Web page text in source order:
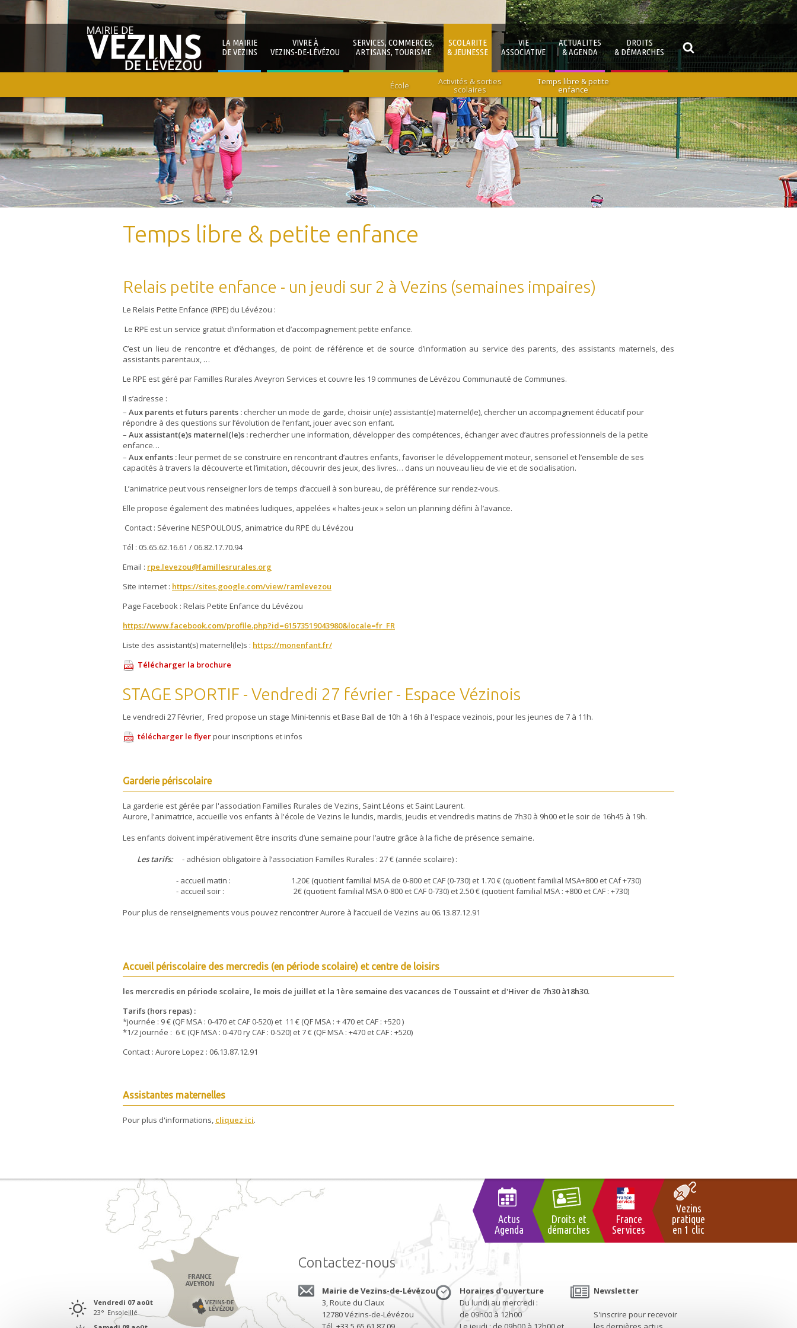
LA MAIRIE
DE VEZINS
VIVRE À
VEZINS-DE-LÉVÉZOU
SERVICES, COMMERCES,
ARTISANS, TOURISME
SCOLARITE
& JEUNESSE
École Activités & sorties
scolaires
Temps libre & petite
enfance
VIE
ASSOCIATIVE
ACTUALITES
& AGENDA
DROITS
& DÉMARCHES
Temps libre & petite enfance
Relais petite enfance - un jeudi sur 2 à Vezins (semaines impaires)
Le Relais Petite Enfance (RPE) du Lévézou :
Le RPE est un service gratuit d’information et d’accompagnement petite enfance.
C’est un lieu de rencontre et d’échanges, de point de référence et de source d’information au service des parents, des assistants maternels, des
assistants parentaux, …
Le RPE est géré par Familles Rurales Aveyron Services et couvre les 19 communes de Lévézou Communauté de Communes.
Il s’adresse :
Aux parents et futurs parents : chercher un mode de garde, choisir un(e) assistant(e) maternel(le), chercher un accompagnement éducatif pour
répondre à des questions sur l’évolution de l’enfant, jouer avec son enfant.
Aux assistant(e)s maternel(le)s :rechercher une information, développer des compétences, échanger avec d’autres professionnels de la petite
enfance…
Aux enfants :leur permet de se construire en rencontrant d’autres enfants, favoriser le développement moteur, sensoriel et l’ensemble de ses
capacités à travers la découverte et l’imitation, découvrir des jeux, des livres… dans un nouveau lieu de vie et de socialisation.
L’animatrice peut vous renseigner lors de temps d’accueil à son bureau, de préférence sur rendez-vous.
Elle propose également des matinées ludiques, appelées « haltes-jeux » selon un planning défini à l’avance.
Contact : Séverine NESPOULOUS, animatrice du RPE du Lévézou
Tél : 05.65.62.16.61 / 06.82.17.70.94
Email : rpe.levezou@famillesrurales.org
Site internet : https://sites.google.com/view/ramlevezou
Page Facebook : Relais Petite Enfance du Lévézou
https://www.facebook.com/profile.php?id=61573519043980&locale=fr_FR
Liste des assistant(s) maternel(le)s : https://monenfant.fr/
Télécharger la brochure
STAGE SPORTIF - Vendredi 27 février - Espace Vézinois
Le vendredi 27 Février, Fred propose un stage Mini-tennis et Base Ball de 10h à 16h à l'espace vezinois, pour les jeunes de 7 à 11h.
télécharger le flyerpour inscriptions et infos
Garderie périscolaire
La garderie est gérée par l'association Familles Rurales de Vezins, Saint Léons et Saint Laurent.
Aurore, l'animatrice, accueille vos enfants à l'école de Vezins le lundis, mardis, jeudis et vendredis matins de 7h30 à 9h00 et le soir de 16h45 à 19h.
Les enfants doivent impérativement être inscrits d’une semaine pour l’autre grâce à la fiche de présence semaine.
Les tarifs:
- adhésion obligatoire à l’association Familles Rurales : 27 € (année scolaire) :
- accueil matin : 1.20€ (quotient familial MSA de 0-800 et CAF (0-730) et 1.70 € (quotient familial MSA+800 et CAf +730)
- accueil soir : 2€ (quotient familial MSA 0-800 et CAF 0-730) et 2.50 € (quotient familial MSA : +800 et CAF : +730)
Pour plus de renseignements vous pouvez rencontrer Aurore à l’accueil de Vezins au 06.13.87.12.91
Accueil périscolaire des mercredis (en période scolaire) et centre de loisirs
les mercredis en période scolaire, le mois de juillet et la 1ère semaine des vacances de Toussaint et d'Hiver de 7h30 à18h30.
Tarifs (hors repas) :
*journée : 9 € (QF MSA : 0-470 et CAF 0-520) et 11 € (QF MSA : + 470 et CAF : +520 )
*1/2 journée : 6 € (QF MSA : 0-470 ry CAF : 0-520) et 7 € (QF MSA : +470 et CAF : +520)
Contact : Aurore Lopez : 06.13.87.12.91
Assistantes maternelles
Pour plus d'informations, cliquez ici.
Actus
Agenda
Droits et
démarches
France
Services
Vezins
pratique
en 1 clic
Contactez-nous
Mairie de Vezins-de-Lévézou
3, Route du Claux
12780Vézins-de-Lévézou
Horaires d'ouverture
Du lundi au mercredi :
de 09h00 à 12h00
Newsletter
S'inscrire pour recevoir
vendredi 07août
23° Ensoleillé